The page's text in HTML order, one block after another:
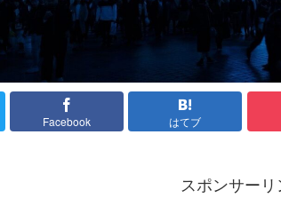
Facebook はてブ
スポンサーリ